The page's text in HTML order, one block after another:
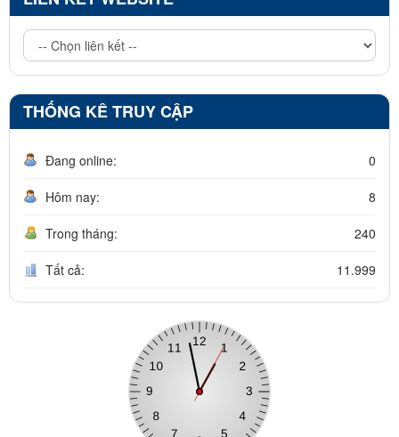
THỐNG KÊ TRUY CẬP
Đang online: 0
Hôm nay: 8
Trong tháng: 240
Tất cả: 11.999